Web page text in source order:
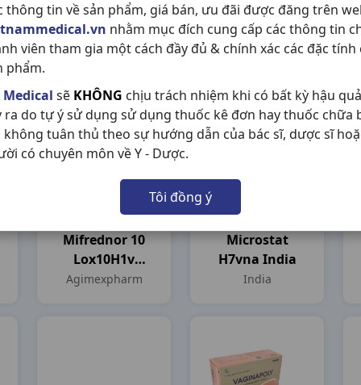
thông tin về sản phẩm, giá bán, ưu đãi được đăng trên
nhằm mục đích cung cấp các thông tin
viên tham gia một cách đầy đủ & chính xác các đặc tính
phẩm.
Medical sẽ KHÔNG chịu trách nhiệm khi có bất kỳ hậu
ra do tự ý sử dụng sử dụng thuốc kê đơn hay thuốc chữa
không tuân thủ theo sự hướng dẫn của bác sĩ, dược sĩ
có chuyên môn về Y - Dược.
Tôi đồng ý
Myogynan SH
H10v
Armepharco
Armepharco
Insulatard
100UI/ml
H10ml
Novonosdisk
Mifrednor 10
Lox10H1v
Agimexpharm
Agimexpharm
Microstat
H7vna India
India